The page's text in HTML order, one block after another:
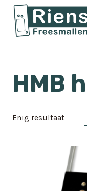
Doorgaan
naar
inhoud
HMB
Enig resultaat